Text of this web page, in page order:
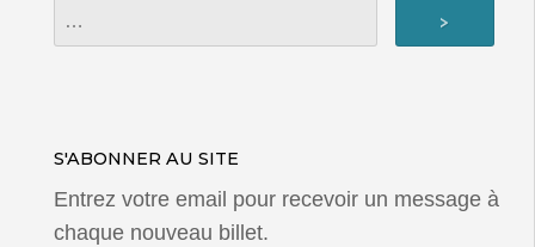
S'ABONNER AU SITE
Entrez votre email pour recevoir un message à
chaque nouveau billet.